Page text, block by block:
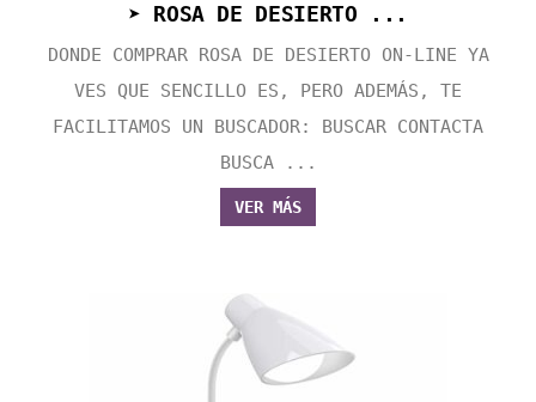
➤ ROSA DE DESIERTO ...
DONDE COMPRAR ROSA DE DESIERTO ON-LINE YA
VES QUE SENCILLO ES, PERO ADEMÁS, TE
FACILITAMOS UN BUSCADOR: BUSCAR CONTACTA
BUSCA ...
VER MÁS